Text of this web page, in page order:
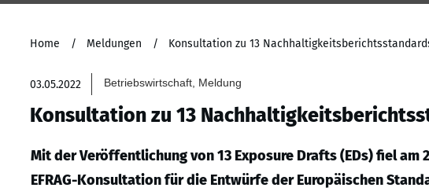
Home / Meldungen / Konsultation zu 13
03.05.2022 Betriebswirtschaft, Meldung
Konsultation zu 13
Mit der Veröffentlichung von 13 Exposure Drafts (EDs) fiel am
EFRAG-Konsultation für die Entwürfe der Europäischen